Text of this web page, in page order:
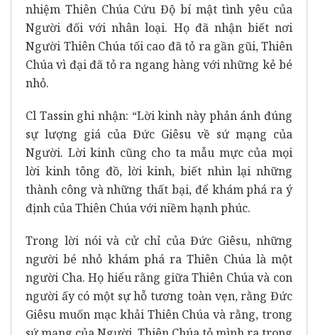
nhiệm Thiên Chúa Cứu Độ bí mật tình yêu của
Người đối với nhân loại. Họ đã nhận biết nơi
Người Thiên Chúa tối cao đã tỏ ra gần gũi, Thiên
Chúa vì đại đã tỏ ra ngang hàng với những kẻ bé
nhỏ.
Cl Tassin ghi nhận: “Lời kinh này phản ánh đúng
sự lượng giá của Đức Giêsu về sứ mạng của
Người. Lời kinh cũng cho ta mẫu mực của mọi
lời kinh tông đồ, lời kinh, biết nhìn lại những
thành công và những thất bại, để khám phá ra ý
định của Thiên Chúa với niềm hạnh phúc.
Trong lời nói và cử chỉ của Đức Giêsu, những
người bé nhỏ khám phá ra Thiên Chúa là một
người Cha. Họ hiểu rằng giữa Thiên Chúa và con
người ấy có một sự hỗ tương toàn vẹn, rằng Đức
Giêsu muốn mạc khải Thiên Chúa và rằng, trong